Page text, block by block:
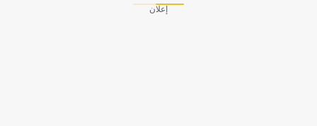
إعلان